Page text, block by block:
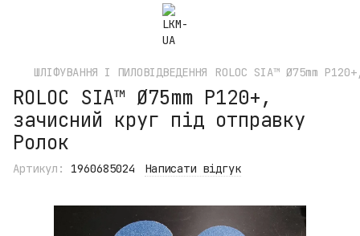
ШЛІФУВАННЯ І ПИЛОВІДВЕДЕННЯ ROLOC SIA™ Ø75mm
ROLOC SIA™ Ø75mm P120+,
зачисний круг під отправку
Ролок
Артикул: 1960685024 Написати відгук